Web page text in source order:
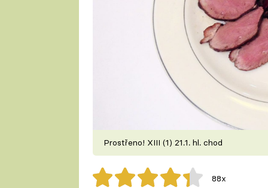
Prostřeno! XIII (1) 21.1. hl. chod
88x